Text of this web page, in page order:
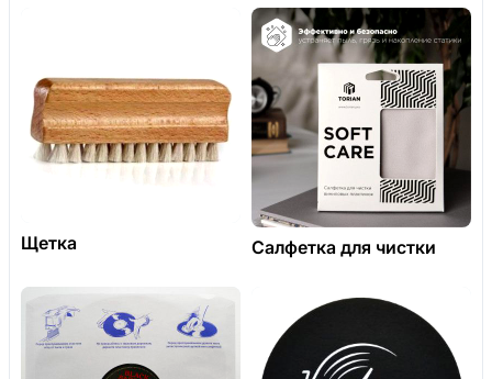
Щетка Салфетка для чистки